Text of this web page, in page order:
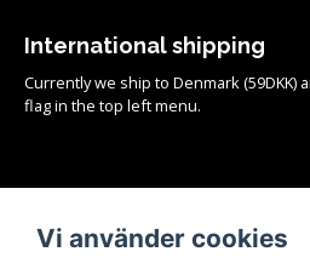
International shipping
Currently we ship to Denmark (59DKK)
flag in the top left menu.
Se samtliga köpvillkor och mer info
Vi använder cookies